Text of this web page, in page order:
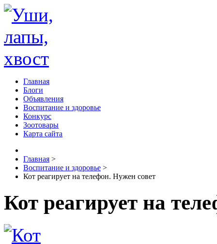
Главная
Блоги
Объявления
Воспитание и здоровье
Конкурс
Зоотовары
Карта сайта
Главная >
Воспитание и здоровье >
Кот реагирует на телефон. Нужен совет
Кот реагирует на